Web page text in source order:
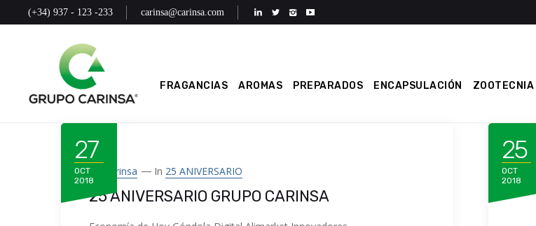
(+34) 937 - 123 -233 carinsa@carinsa.com
FRAGANCIAS AROMAS PREPARADOS ENCAPSULACIÓN ZOOTECNIA
27
OCT
2018
By Carinsa In 25 ANIVERSARIO
25 ANIVERSARIO GRUPO CARINSA
25
OCT
2018